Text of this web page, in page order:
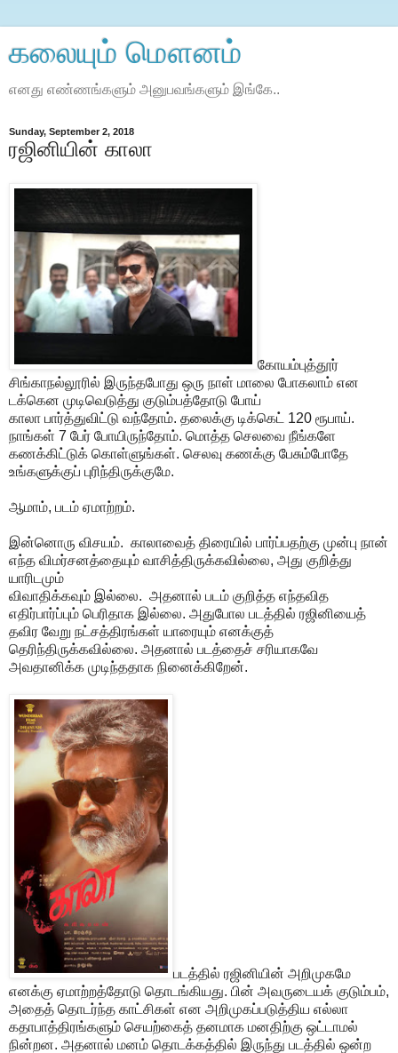
கலையும் மௌனம்
எனது எண்ணங்களும் அனுபவங்‌களும் இங்கே..
Sunday, September 2, 2018
ரஜினியின் காலா
கோயம்புத்தூர்
சிங்காநல்லூரில் இருந்தபோது ஒரு நாள் மாலை போகலாம் என
டக்கென முடிவெடுத்து குடும்பத்தோடு போய்
காலா பார்த்துவிட்டு வந்தோம். தலைக்கு டிக்கெட் 120 ரூபாய்.
நாங்கள் 7 பேர் போயிருந்தோம். மொத்த செலவை நீங்களே
கணக்கிட்டுக் கொள்ளுங்கள். செலவு கணக்கு பேசும்போதே
உங்களுக்குப் புரிந்திருக்குமே.
ஆமாம், படம் ஏமாற்றம்.
இன்னொரு விசயம். காலாவைத் திரையில் பார்ப்பதற்கு முன்பு நான்
எந்த விமர்சனத்தையும் வாசித்திருக்கவில்லை, அது குறித்து
யாரிடமும்
விவாதிக்கவும் இல்லை. அதனால் படம் குறித்த எந்தவித
எதிர்பார்ப்பும் பெரிதாக இல்லை. அதுபோல படத்தில் ரஜினியைத்
தவிர வேறு நட்சத்திரங்கள் யாரையும் எனக்குத்
தெரிந்திருக்கவில்லை. அதனால் படத்தைச் சரியாகவே
அவதானிக்க முடிந்ததாக நினைக்கிறேன்.
படத்தில் ரஜினியின் அறிமுகமே
எனக்கு ஏமாற்றத்தோடு தொடங்கியது. பின் அவருடையக் குடும்பம்,
அதைத் தொடர்ந்த காட்சிகள் என அறிமுகப்படுத்திய எல்லா
கதாபாத்திரங்களும் செயற்கைத் தனமாக மனதிற்கு ஒட்டாமல்
நின்றன. அதனால் மனம் தொடக்கத்தில் இருந்து படத்தில் ஒன்ற